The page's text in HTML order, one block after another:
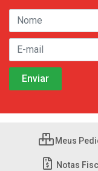
Meus
Notas